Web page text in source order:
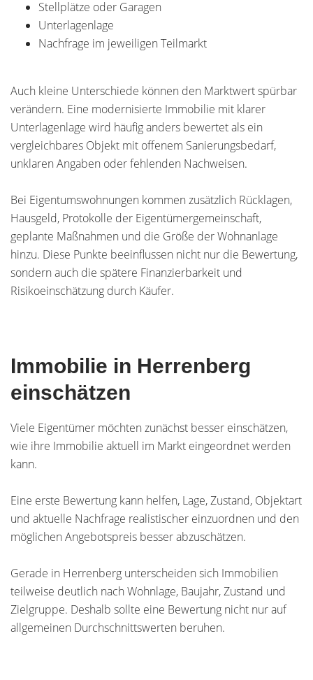
Stellplätze oder Garagen
Unterlagenlage
Nachfrage im jeweiligen Teilmarkt
Auch kleine Unterschiede können den Marktwert spürbar
verändern. Eine modernisierte Immobilie mit klarer
Unterlagenlage wird häufig anders bewertet als ein
vergleichbares Objekt mit offenem Sanierungsbedarf,
unklaren Angaben oder fehlenden Nachweisen.
Bei Eigentumswohnungen kommen zusätzlich Rücklagen,
Hausgeld, Protokolle der Eigentümergemeinschaft,
geplante Maßnahmen und die Größe der Wohnanlage
hinzu. Diese Punkte beeinflussen nicht nur die Bewertung,
sondern auch die spätere Finanzierbarkeit und
Risikoeinschätzung durch Käufer.
Immobilie in Herrenberg
einschätzen
Viele Eigentümer möchten zunächst besser einschätzen,
wie ihre Immobilie aktuell im Markt eingeordnet werden
kann.
Eine erste Bewertung kann helfen, Lage, Zustand, Objektart
und aktuelle Nachfrage realistischer einzuordnen und den
möglichen Angebotspreis besser abzuschätzen.
Gerade in Herrenberg unterscheiden sich Immobilien
teilweise deutlich nach Wohnlage, Baujahr, Zustand und
Zielgruppe. Deshalb sollte eine Bewertung nicht nur auf
allgemeinen Durchschnittswerten beruhen.